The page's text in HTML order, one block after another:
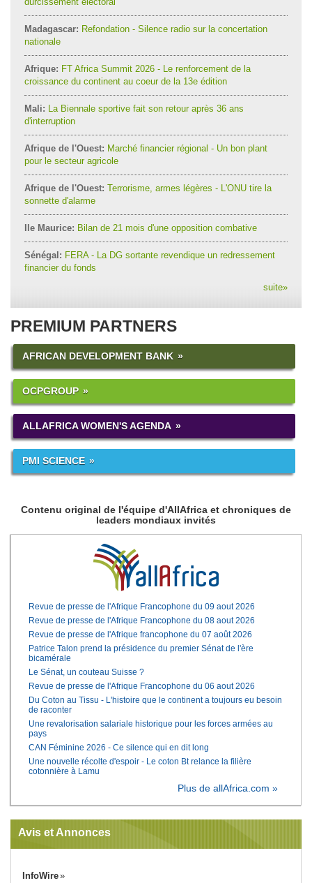
Madagascar: Refondation - Silence radio sur la concertation
nationale
Afrique: FT Africa Summit 2026 - Le renforcement de la
croissance du continent au coeur de la 13e édition
Mali: La Biennale sportive fait son retour après 36 ans
d'interruption
Afrique de l'Ouest: Marché financier régional - Un bon plant
pour le secteur agricole
Afrique de l'Ouest: Terrorisme, armes légères - L'ONU tire la
sonnette d'alarme
Ile Maurice: Bilan de 21 mois d'une opposition combative
Sénégal: FERA - La DG sortante revendique un redressement
financier du fonds
suite»
PREMIUM PARTNERS
AFRICAN DEVELOPMENT BANK
OCPGROUP
ALLAFRICA WOMEN'S AGENDA
PMI SCIENCE
Contenu original de l'équipe d'AllAfrica et chroniques de
leaders mondiaux invités
Revue de presse de l'Afrique Francophone du 09 aout 2026
Revue de presse de l'Afrique Francophone du 08 aout 2026
Revue de presse de l'Afrique francophone du 07 août 2026
Patrice Talon prend la présidence du premier Sénat de l'ère
bicamérale
Le Sénat, un couteau Suisse ?
Revue de presse de l'Afrique Francophone du 06 aout 2026
Du Coton au Tissu - L'histoire que le continent a toujours eu besoin
de raconter
Une revalorisation salariale historique pour les forces armées au
pays
CAN Féminine 2026 - Ce silence qui en dit long
Une nouvelle récolte d'espoir - Le coton Bt relance la filière
cotonnière à Lamu
Plus de allAfrica.com »
Avis et Annonces
InfoWire